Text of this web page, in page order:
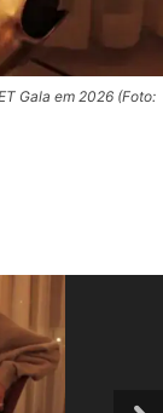
Gala em 2026 (Foto: